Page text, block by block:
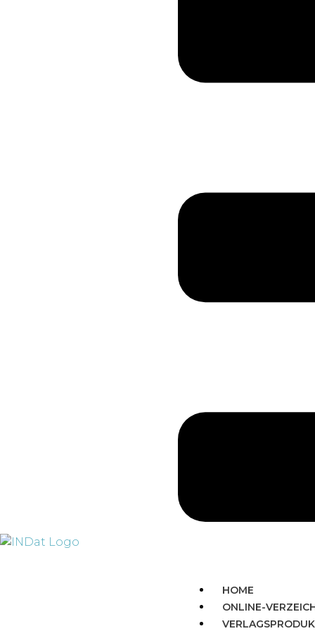
HOME
ONLINE-